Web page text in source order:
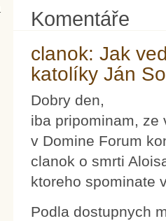
Komentáře
clanok: Jak
katolíky Ján
Dobry den,
iba pripominam, ze
v Domine Forum
clanok o smrti
ktoreho spominate
Podla dostupnych